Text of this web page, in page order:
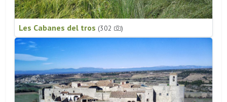
Les Cabanes del tros (302 )